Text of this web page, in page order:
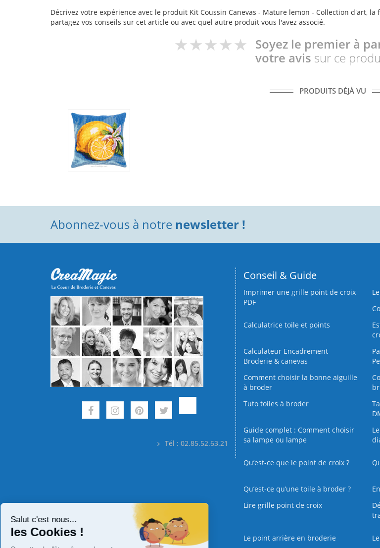
Décrivez votre expérience avec le produit Kit Coussin Canevas - Mature lemon - Collection d'art,
partagez vos conseils sur cet article ou avec quel autre produit vous l'avez associé.
Soyez le premier à
votre avis sur ce
PRODUITS DÉJÀ VU
Abonnez-vous à notre newsletter !
Tél : 02.85.52.63.21
Conseil & Guide
Imprimer une grille point de croix
PDF
Calculatrice toile et points
Calculateur Encadrement
Broderie & canevas
Comment choisir la bonne aiguille
à broder
Tuto toiles à broder
Guide complet : Comment choisir
sa lampe ou lampe
Qu’est-ce que le point de croix ?
Qu’est‑ce qu’une toile à broder ?
Lire grille point de croix
Le point arrière en broderie